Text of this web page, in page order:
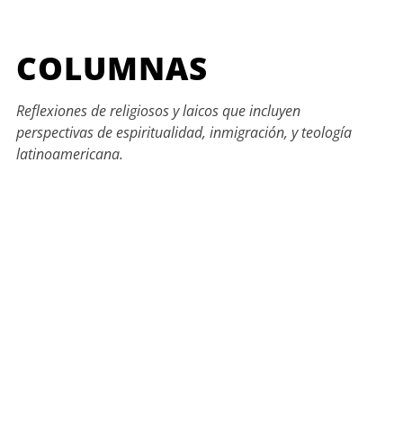
COLUMNAS
Reflexiones de religiosos y laicos que incluyen
perspectivas de espiritualidad, inmigración, y teología
latinoamericana.